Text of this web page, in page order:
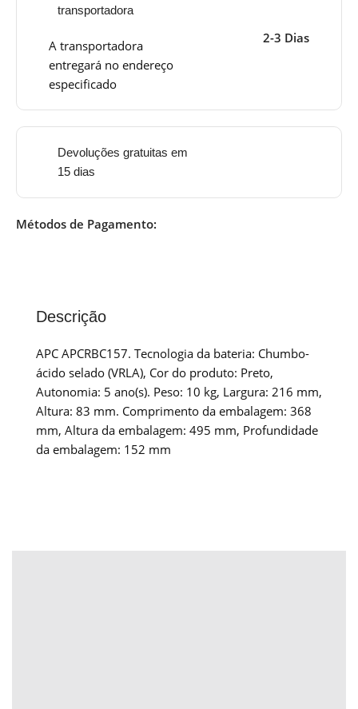
transportadora
A transportadora
entregará no endereço
especificado
2-3 Dias
Devoluções gratuitas em
15 dias
Métodos de Pagamento:
Descrição
APC APCRBC157. Tecnologia da bateria: Chumbo-
ácido selado (VRLA), Cor do produto: Preto,
Autonomia: 5 ano(s). Peso: 10 kg, Largura: 216 mm,
Altura: 83 mm. Comprimento da embalagem: 368
mm, Altura da embalagem: 495 mm, Profundidade
da embalagem: 152 mm